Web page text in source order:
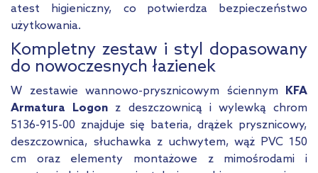
atest higieniczny, co potwierdza bezpieczeństwo
użytkowania.
Kompletny zestaw i styl dopasowany
do nowoczesnych łazienek
W zestawie wannowo-prysznicowym ściennym KFA
Armatura Logon z deszczownicą i wylewką chrom
5136-915-00 znajduje się bateria, drążek prysznicowy,
deszczownica, słuchawka z uchwytem, wąż PVC 150
cm oraz elementy montażowe z mimośrodami i